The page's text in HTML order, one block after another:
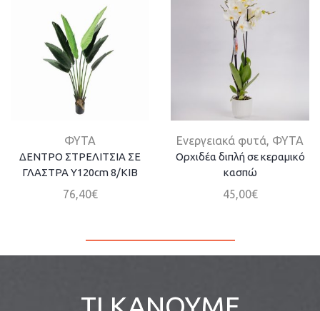
ΦΥΤΑ
ΔΕΝΤΡΟ ΣΤΡΕΛΙΤΣΙΑ ΣΕ
ΓΛΑΣΤΡΑ Y120cm 8/ΚΙΒ
76,40€
Ενεργειακά φυτά ΦΥΤΑ
Ορχιδέα διπλή σε κεραμικό
κασπώ
45,00€